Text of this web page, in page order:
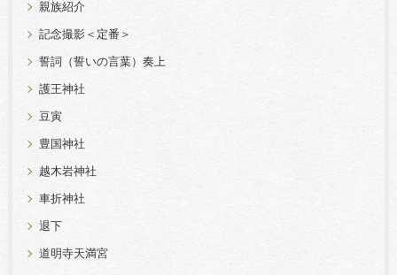
親族紹介
記念撮影＜定番＞
誓詞（誓いの言葉）奏上
護王神社
豆寅
豊国神社
越木岩神社
車折神社
退下
道明寺天満宮